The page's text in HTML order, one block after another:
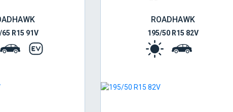
R15 91V
ROADHAWK
195/50 R15 82V